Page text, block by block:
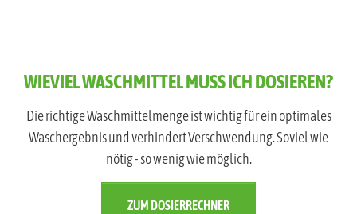
WIEVIEL WASCHMITTEL MUSS ICH DOSIEREN?
Die richtige Waschmittelmenge ist wichtig für ein optimales
Waschergebnis und verhindert Verschwendung. Soviel wie
nötig - so wenig wie möglich.
ZUM DOSIERRECHNER